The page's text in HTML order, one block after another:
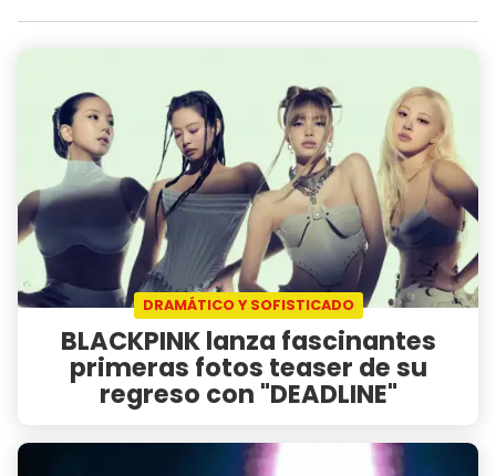
DRAMÁTICO Y SOFISTICADO
BLACKPINK lanza fascinantes
primeras fotos teaser de su
regreso con "DEADLINE"